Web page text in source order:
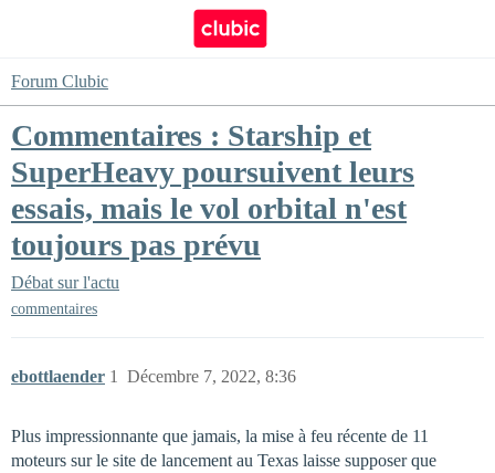
Forum Clubic
Commentaires : Starship et
SuperHeavy poursuivent leurs
essais, mais le vol orbital n'est
toujours pas prévu
Débat sur l'actu
commentaires
ebottlaender Décembre 7, 2022, 8:36
1
Plus impressionnante que jamais, la mise à feu récente de 11
moteurs sur le site de lancement au Texas laisse supposer que